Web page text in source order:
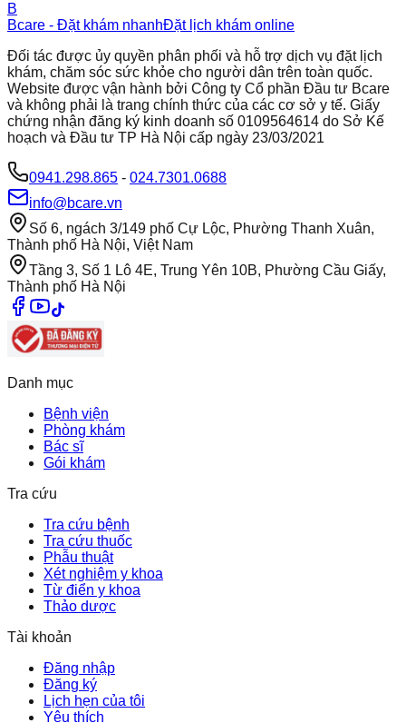
B
Bcare - Đặt khám nhanhĐặt lịch khám online
Đối tác được ủy quyền phân phối và hỗ trợ dịch vụ đặt lịch
khám, chăm sóc sức khỏe cho người dân trên toàn quốc.
Website được vận hành bởi Công ty Cổ phần Đầu tư Bcare
và không phải là trang chính thức của các cơ sở y tế. Giấy
chứng nhận đăng ký kinh doanh số 0109564614 do Sở Kế
hoạch và Đầu tư TP Hà Nội cấp ngày 23/03/2021
0941.298.865 - 024.7301.0688
info@bcare.vn
Số 6, ngách 3/149 phố Cự Lộc, Phường Thanh Xuân,
Thành phố Hà Nội, Việt Nam
Tầng 3, Số 1 Lô 4E, Trung Yên 10B, Phường Cầu Giấy,
Thành phố Hà Nội
Danh mục
Bệnh viện
Phòng khám
Bác sĩ
Gói khám
Tra cứu
Tra cứu bệnh
Tra cứu thuốc
Phẫu thuật
Xét nghiệm y khoa
Từ điển y khoa
Thảo dược
Tài khoản
Đăng nhập
Đăng ký
Lịch hẹn của tôi
Yêu thích